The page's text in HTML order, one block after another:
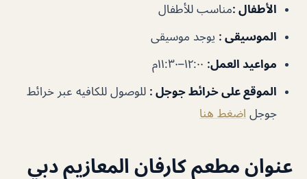
الأطفال :مناسب للأطفال
الموسيقى : يوجد موسيقى
مواعيد العمل:
الموقع على خرائط جوجل : للوصول للكافيه عبر خرائط
جوجل اضغط هنا
عنوان مطعم كارفان المعازيم دبي